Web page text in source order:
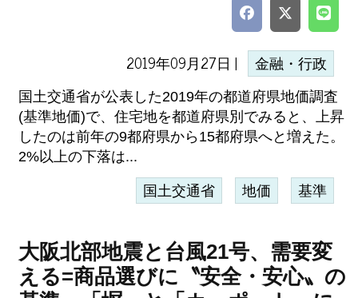
2019年09月27日 | 金融・行政
国土交通省が公表した2019年の都道府県地価調査
(基準地価)で、住宅地を都道府県別でみると、上昇
したのは前年の9都府県から15都府県へと増えた。
2%以上の下落は...
国土交通省 地価 基準
大阪北部地震と台風21号、需要変
える=商品選びに〝安全・安心〟の